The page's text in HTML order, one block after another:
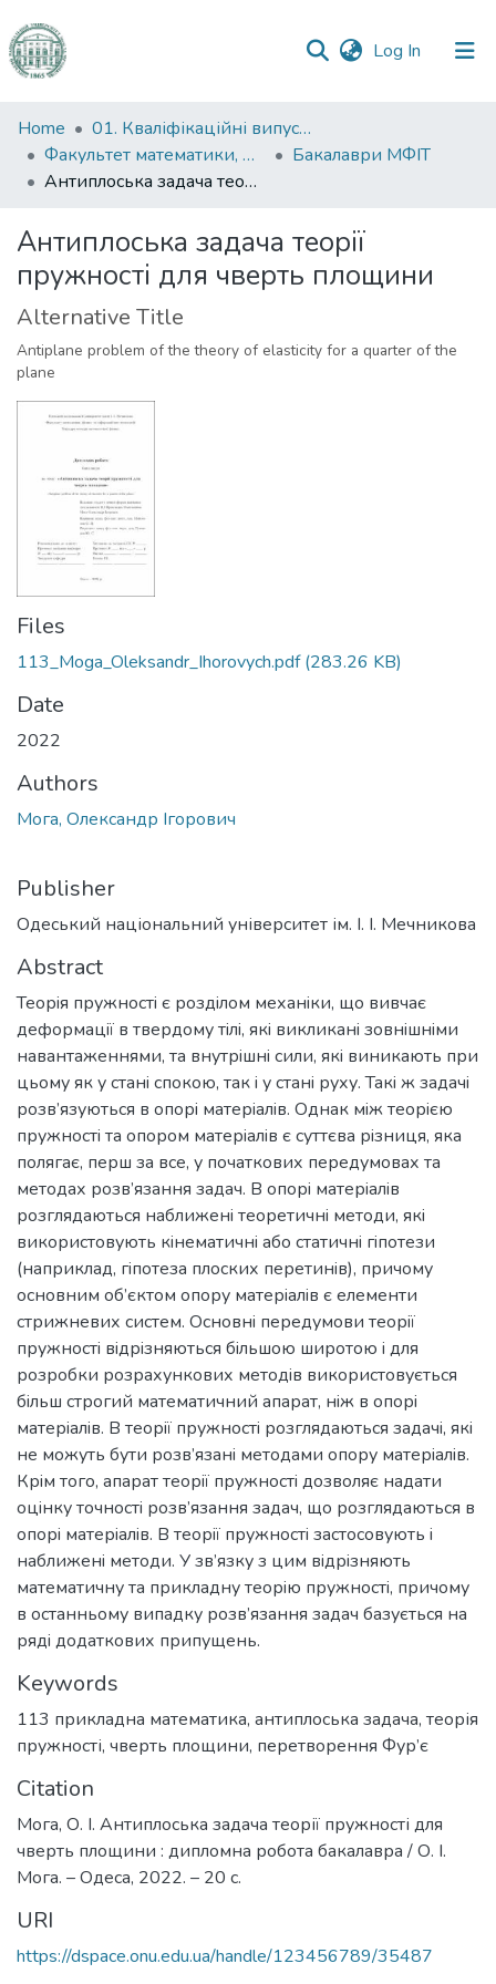
Log In (current)
Communities
&
Collections
Statistics
Home
01. Кваліфікаційні випускні роботи здобувачів вищої освіти
Факультет математики, фізики та інформаційних технологій
Бакалаври МФІТ
Антиплоська задача теорії пружності для чверть площини
Антиплоська задача теорії
пружності для чверть площини
Alternative Title
Antiplane problem of the theory of elasticity for a quarter of the
plane
Files
113_Moga_Oleksandr_Ihorovych.pdf(283.26 KB)
Date
2022
Authors
Мога, Олександр Ігорович
Publisher
Одеський національний університет ім. І. І. Мечникова
Abstract
Теорiя пружностi є роздiлом механiки, що вивчає
деформацiї в твердому тiлi, якi викликанi зовнiшнiми
навантаженнями, та внутрiшнi сили, якi виникають при
цьому як у станi спокою, так i у станi руху. Такi ж задачi
розв’язуються в опорi матерiалiв. Однак мiж теорiєю
пружностi та опором матерiалiв є суттєва рiзниця, яка
полягає, перш за все, у початкових передумовах та
методах розв’язання задач. В опорi матерiалiв
розглядаються наближенi теоретичнi методи, якi
використовують кiнематичнi або статичнi гiпотези
(наприклад, гiпотеза плоских перетинiв), причому
основним об’єктом опору матерiалiв є елементи
стрижневих систем. Основнi передумови теорiї
пружностi вiдрiзняються бiльшою широтою i для
розробки розрахункових методiв використовується
бiльш строгий математичний апарат, нiж в опорi
матерiалiв. В теорiї пружностi розглядаються задачi, якi
не можуть бути розв’язанi методами опору матерiалiв.
Крiм того, апарат теорiї пружностi дозволяє надати
оцiнку точностi розв’язання задач, що розглядаються в
опорi матерiалiв. В теорiї пружностi застосовують i
наближенi методи. У зв’язку з цим вiдрiзняють
математичну та прикладну теорiю пружностi, причому
в останньому випадку розв’язання задач базується на
рядi додаткових припущень.
Keywords
113 прикладна математика, антиплоська задача, теорія
пружності, чверть площини, перетворення Фур’є
Citation
Мога, О. І. Антиплоська задача теорії пружності для
чверть площини : дипломна робота бакалавра / О. І.
Мога. – Одеса, 2022. – 20 с.
URI
https://dspace.onu.edu.ua/handle/123456789/35487